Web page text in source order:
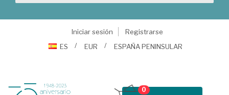
Iniciar sesión
Registrarse
ES
EUR ESPAÑA PENINSULAR
0